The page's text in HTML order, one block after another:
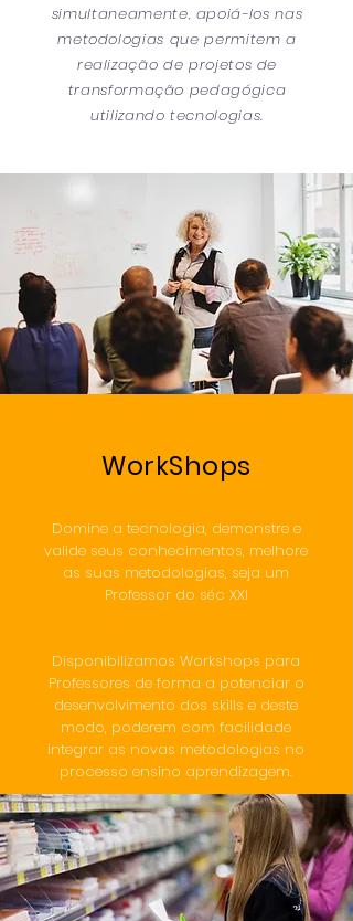
simultaneamente, apoiá-los nas
metodologias que permitem a
realização de projetos de
transformação pedagógica
utilizando tecnologias.
WorkShops
Domine a tecnologia, demonstre e
valide seus conhecimentos, melhore
as suas metodologias, seja um
Professor do séc XXI
Disponibilizamos Workshops para
Professores de forma a potenciar o
desenvolvimento dos skills e deste
modo, poderem com facilidade
integrar as novas metodologias no
processo ensino aprendizagem.